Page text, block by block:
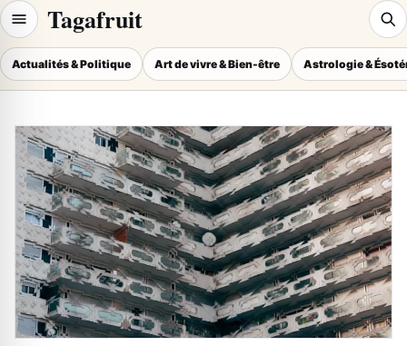
Tagafruit
Actualités & Politique Art de vivre & Bien-être Astrologie &